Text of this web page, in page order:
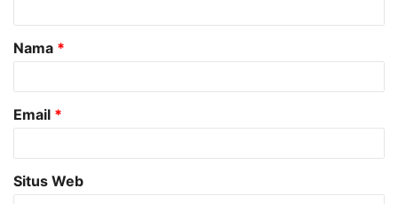
a
r
Nama *
Email *
Situs Web